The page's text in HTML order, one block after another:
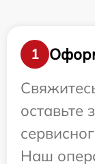
1
оставьте
Наш